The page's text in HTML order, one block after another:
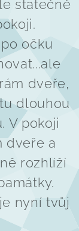
statečně
očku
dveře,
dlouhou
V pokoji
dveře a
rozhlíží
nyní tvůj